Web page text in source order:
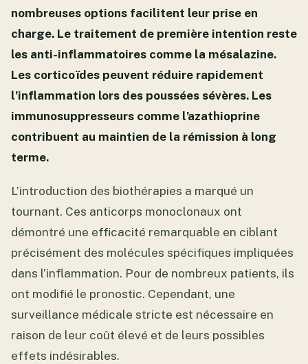
nombreuses options facilitent leur prise en
charge. Le traitement de première intention reste
les anti-inflammatoires comme la mésalazine.
Les corticoïdes peuvent réduire rapidement
l’inflammation lors des poussées sévères. Les
immunosuppresseurs comme l’azathioprine
contribuent au maintien de la rémission à long
terme.
L’introduction des biothérapies a marqué un
tournant. Ces anticorps monoclonaux ont
démontré une efficacité remarquable en ciblant
précisément des molécules spécifiques impliquées
dans l’inflammation. Pour de nombreux patients, ils
ont modifié le pronostic. Cependant, une
surveillance médicale stricte est nécessaire en
raison de leur coût élevé et de leurs possibles
effets indésirables.